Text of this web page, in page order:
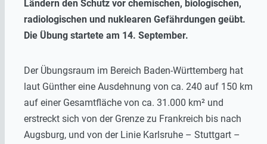
Ländern den Schutz vor chemischen, biologischen,
radiologischen und nuklearen Gefährdungen geübt.
Die Übung startete am 14. September.
Der Übungsraum im Bereich Baden-Württemberg hat
laut Günther eine Ausdehnung von ca. 240 auf 150 km
auf einer Gesamtfläche von ca. 31.000 km² und
erstreckt sich von der Grenze zu Frankreich bis nach
Augsburg, und von der Linie Karlsruhe – Stuttgart –